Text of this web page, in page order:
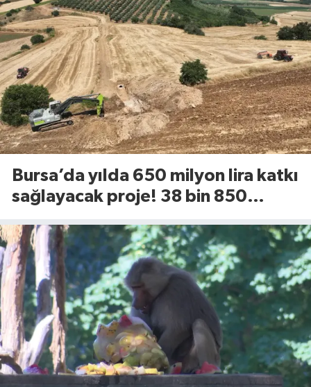
Bursa’da yılda 650 milyon lira katkı
sağlayacak proje! 38 bin 850